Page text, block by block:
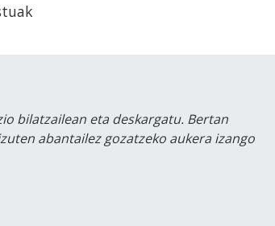
bilatzailean eta deskargatu. Bertan
abantailez gozatzeko aukera izango